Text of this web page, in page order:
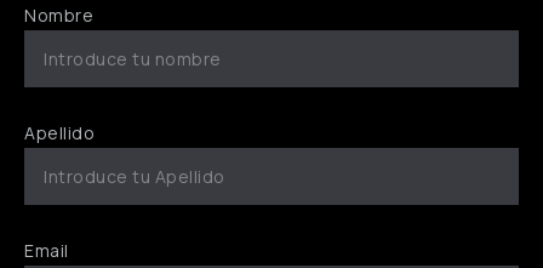
Nombre
Apellido
Email